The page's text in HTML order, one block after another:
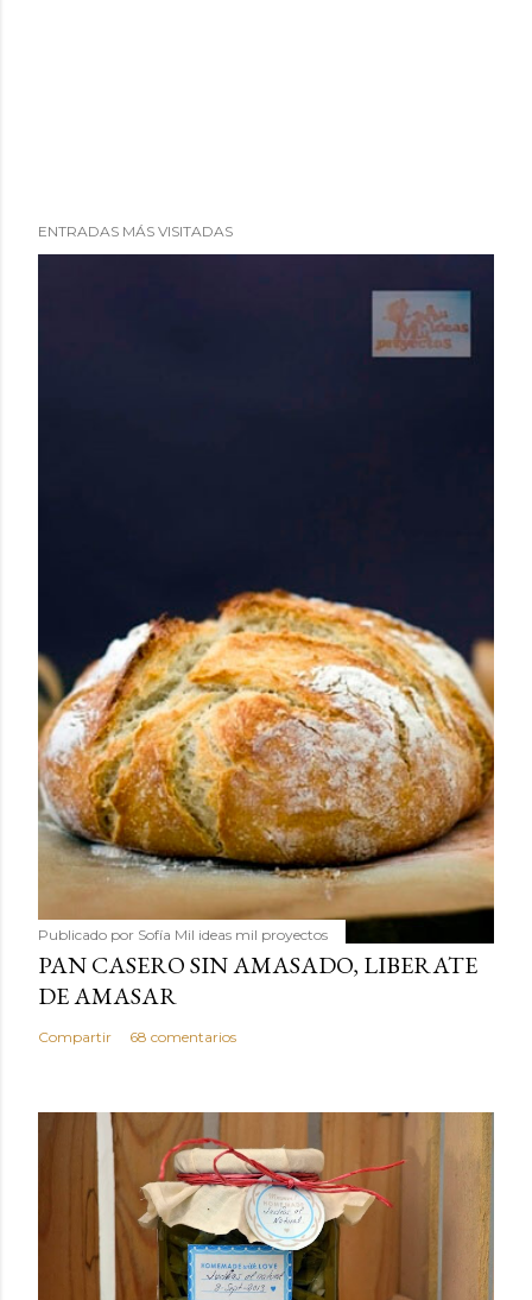
ENTRADAS MÁS VISITADAS
Publicado por Sofía Mil ideas mil proyectos
PAN CASERO SIN AMASADO, LIBERATE
DE AMASAR
Compartir 68 comentarios